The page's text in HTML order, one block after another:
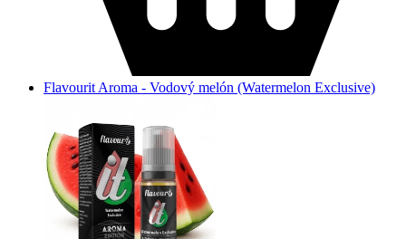
Flavourit Aroma - Vodový melón (Watermelon Exclusive)